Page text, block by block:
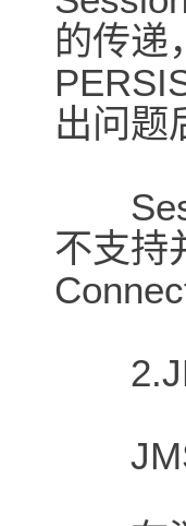
的传递
出问题
不支持
JMS